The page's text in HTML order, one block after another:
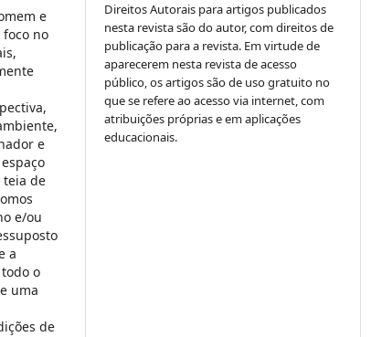
e
no
e
teia de
e/ou
a
o
uma
de
Direitos Autorais para artigos publicados
nesta revista são do autor, com direitos de
publicação para a revista. Em virtude de
aparecerem nesta revista de acesso
público, os artigos são de uso gratuito no
que se refere ao acesso via internet, com
atribuições próprias e em aplicações
educacionais.